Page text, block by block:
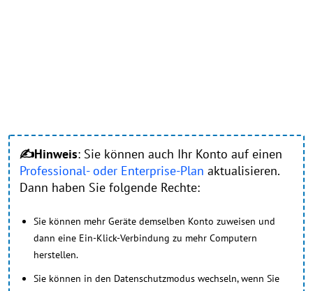
✍Hinweis: Sie können auch Ihr Konto auf einen
Professional- oder Enterprise-Plan aktualisieren.
Dann haben Sie folgende Rechte:
Sie können mehr Geräte demselben Konto zuweisen und
dann eine Ein-Klick-Verbindung zu mehr Computern
herstellen.
Sie können in den Datenschutzmodus wechseln, wenn Sie